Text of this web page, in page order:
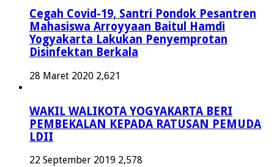
Cegah Covid-19, Santri Pondok Pesantren
Mahasiswa Arroyyaan Baitul Hamdi
Yogyakarta Lakukan Penyemprotan
Disinfektan Berkala
28 Maret 2020 2,621
WAKIL WALIKOTA YOGYAKARTA BERI
PEMBEKALAN KEPADA RATUSAN PEMUDA
LDII
22 September 2019 2,578